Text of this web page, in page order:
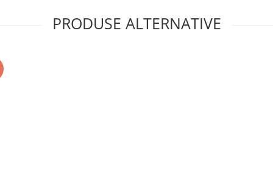
PRODUSE ALTERNATIVE